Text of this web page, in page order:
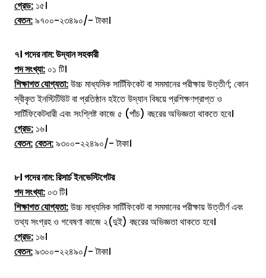
গ্রেড: ১৫।
বেতন:৯৭০০-২৩৪৯০/- টাকা।
৭। পদের নাম: উদ্যান সহকারী
পদ সংখ্যা: ০১ টি।
শিক্ষাগত যোগ্যতা:উচ্চ মাধ্যমিক সার্টিফিকেট বা সমমানের পরীক্ষায় উত্তীর্ণ; কোন
স্বীকৃত ইনস্টিটিউট বা প্রতিষ্ঠান হইতে উদ্যান বিষয়ে প্রশিক্ষণপ্রাপ্ত ও
সার্টিফিকেটধারী এবং সংশ্লিষ্ট কাজে ৫ (পাঁচ) বছরের অভিজ্ঞতা থাকতে হবে।
গ্রেড: ১৬।
বেতন:বেতন:৯৩০০-২২৪৯০/- টাকা।
৮। পদের নাম: রিসার্চ ইনভেস্টিগেটর
পদ সংখ্যা: ০৩ টি।
শিক্ষাগত যোগ্যতা:উচ্চ মাধ্যমিক সার্টিফিকেট বা সমমানের পরীক্ষায় উত্তীর্ণ এবং
তথ্য সংগ্রহ ও গবেষণা কাজে ২(দুই) বছরের অভিজ্ঞতা থাকতে হবে।
গ্রেড: ১৬।
বেতন:৯৩০০-২২৪৯০/- টাকা।